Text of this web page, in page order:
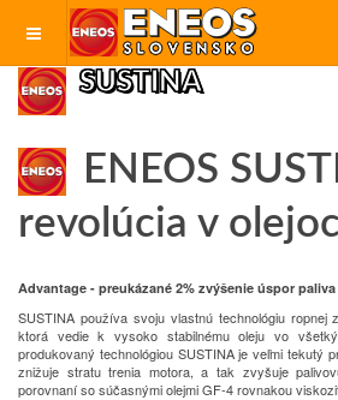
SUSTINA
ENEOS
revolúcia v
Advantage - preukázané 2% zvýšenie úspor
SUSTINA používa svoju vlastnú technológiu ropnej
ktorá vedie k vysoko stabilnému oleju vo
produkovaný technológiou SUSTINA je veľmi tekutý
znižuje stratu trenia motora, a tak zvyšuje
porovnaní so súčasnými olejmi GF-4 rovnakou